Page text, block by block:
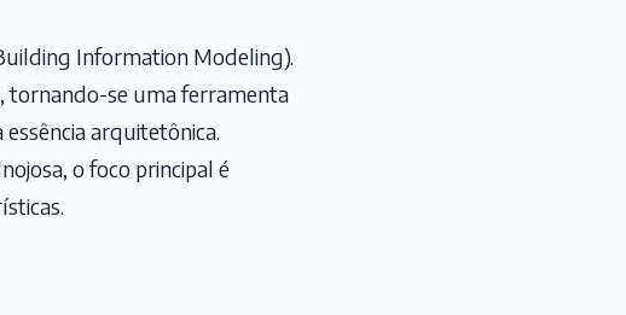
Information Modeling).
tornando-se uma ferramenta
arquitetônica.
o foco principal é